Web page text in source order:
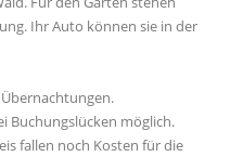
Ihr Auto können sie in der
Buchungslücken möglich.
fallen noch Kosten für die